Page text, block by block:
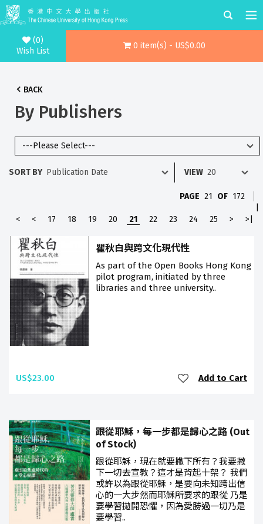
(0)
Wish List
0 item(s) - US$0.00
BACK
By Publishers
SORT BY VIEW
PAGE 21 OF 172
<
< 17 18 19 20 21 22 23 24 25 > >|
瞿秋白與跨文化現代性
As part of the Open Books Hong Kong
pilot program, initiated by three
libraries and three university..
US$23.00 Add to Cart
跟從耶穌，每一步都是歸心之路 (Out
of Stock)
跟從耶穌，現在就要撇下所有？我要撇
下一切去宣教？這才是背起十架？ 我們
或許以為跟從耶穌，是要向未知跨出信
心的一大步然而耶穌所要求的跟從 乃是
要學習拋開恐懼，因為愛勝過一切乃是
要學習..